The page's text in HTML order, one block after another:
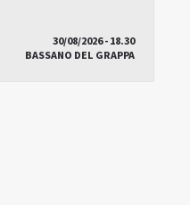
30/08/2026 - 18.30
BASSANO DEL GRAPPA